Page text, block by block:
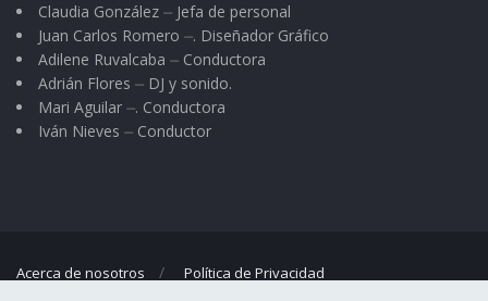
Claudia González ⏤ Jefa de personal
Juan Carlos Romero ⏤. Diseñador Gráfico
Adilene Ruvalcaba ⏤ Conductora
Adrián Flores ⏤ DJ y sonido.
Mari Aguilar ⏤. Conductora
Iván Nieves ⏤ Conductor
Acerca de nosotros Política de Privacidad